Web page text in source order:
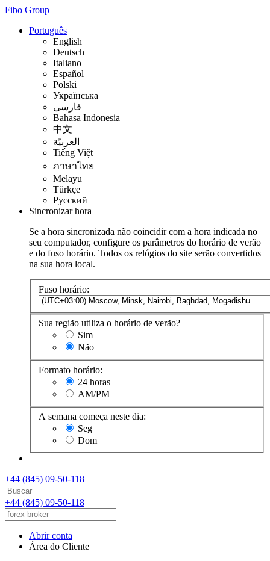
Fibo Group
Português
English
Deutsch
Italiano
Español
Polski
Українська
فارسی
Bahasa Indonesia
中文
العربيّة
Tiếng Việt
ภาษาไทย
Melayu
Türkçe
Русский
Sincronizar hora
Se a hora sincronizada não coincidir com a hora indicada no
seu computador, configure os parâmetros do horário de verão
e do fuso horário. Todos os relógios do site serão convertidos
na sua hora local.
Fuso horário:
Sua região utiliza o horário de verão?
Sim
Não
Formato horário:
24 horas
AM/PM
A semana começa neste dia:
Seg
Dom
+44 (845) 09-50-118
+44 (845) 09-50-118
Abrir conta
Área do Cliente